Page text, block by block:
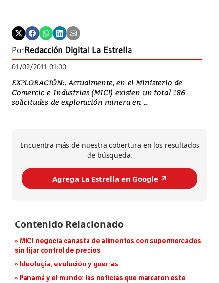
PorRedacción Digital La Estrella
01/02/2011 01:00
EXPLORACIÓN:. Actualmente, en el Ministerio de
Comercio e Industrias (MICI) existen un total 186
solicitudes de exploración minera en ...
Encuentra más de nuestra cobertura en los resultados
de búsqueda.
Agrega La Estrella en Google ↗️
MICI negocia canasta de alimentos con supermercados
sin fijar control de precios
Ideología, evolución y guerras
Panamá y el mundo: las noticias que marcaron este